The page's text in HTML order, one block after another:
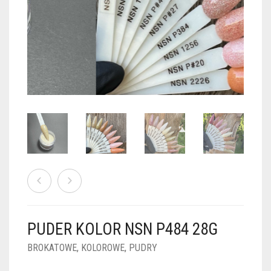
PUDRY BROKATOWE
PUDRY Z DROBINKAMI
PUDRY KOLOR PUR
PUDRY GALAXY
PUDRY TERMICZNE
PUDRY ŚWIECĄCE
FOIL DIP
KOSZYK
PUDER KOLOR NSN P484 28G
BROKATOWE, KOLOROWE, PUDRY